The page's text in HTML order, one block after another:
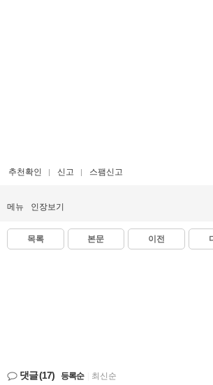
추천확인 신고 스팸신고
메뉴 인장보기
목록 본문 이전
댓글(17) 등록순 최신순